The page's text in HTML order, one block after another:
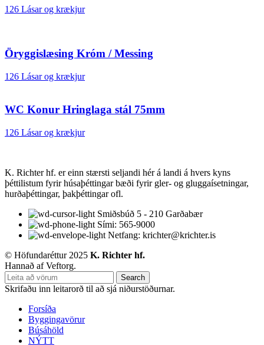
126 Lásar og krækjur
Öryggislæsing Króm / Messing
126 Lásar og krækjur
WC Konur Hringlaga stál 75mm
126 Lásar og krækjur
K. Richter hf. er einn stærsti seljandi hér á landi á hvers kyns
þéttilistum fyrir húsaþéttingar bæði fyrir gler- og gluggaísetningar,
hurðaþéttingar, þakþéttingar ofl.
Smiðsbúð 5 - 210 Garðabær
Sími: 565-9000
Netfang: krichter@krichter.is
© Höfundaréttur 2025 K. Richter hf.
Hannað af Veftorg.
Search
Skrifaðu inn leitarorð til að sjá niðurstöðurnar.
Forsíða
Byggingavörur
Búsáhöld
NÝTT